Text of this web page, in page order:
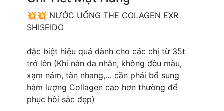
💥💥 NƯỚC UỐNG THE COLAGEN EXR
SHISEIDO
đặc biệt hiệu quả dành cho các chị từ 35t
trở lên (Khi nàn da nhăn, không đều màu,
xạm nám, tàn nhang,… cần phải bổ sung
hàm lượng Collagen cao hơn thường để
phục hồi sắc đẹp)